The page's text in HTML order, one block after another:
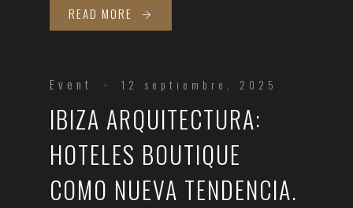
READ MORE
Event 12 septiembre, 2025
IBIZA ARQUITECTURA:
HOTELES BOUTIQUE
COMO NUEVA TENDENCIA.